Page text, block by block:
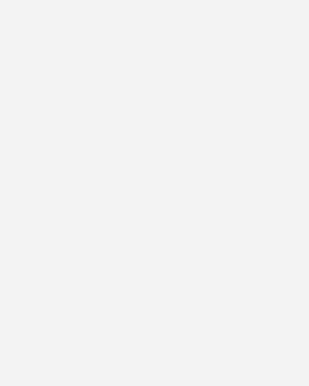
die Infektionen in
gegen mindestens ein
Anpassungsfähigkeit der Bakterien
der mutierten Gene an die
sich in der Entstehung
So lässt sich eine
an multiresistenten Erregern
wird durch die oftmals zu schnelle, zu
Verabreichung